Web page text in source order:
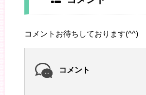
コメントお待ちしております(^^)
コメント